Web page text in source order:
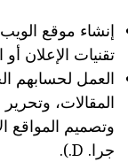
إنشاء موقع
تقنيات الإعلان
العمل لحسابهم
وتصميم المواقع
جرا. D.).